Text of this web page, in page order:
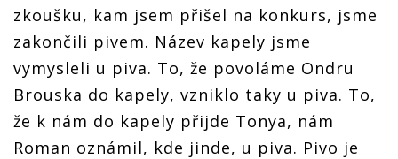
zkoušku, kam jsem přišel na konkurs, jsme
zakončili pivem. Název kapely jsme
vymysleli u piva. To, že povoláme Ondru
Brouska do kapely, vzniklo taky u piva. To,
že k nám do kapely přijde Tonya, nám
Roman oznámil, kde jinde, u piva. Pivo je